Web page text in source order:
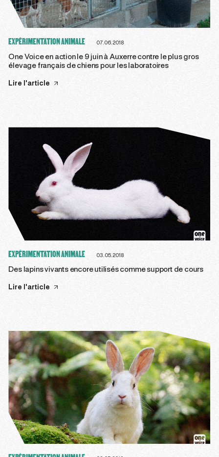
EXPÉRIMENTATION ANIMALE 07.06.2018
One Voice en action le 9 juin à Auxerre contre le plus gros
élevage français de chiens pour les laboratoires
Lire l'article
EXPÉRIMENTATION ANIMALE 03.05.2018
Des lapins vivants encore utilisés comme support de cours
Lire l'article